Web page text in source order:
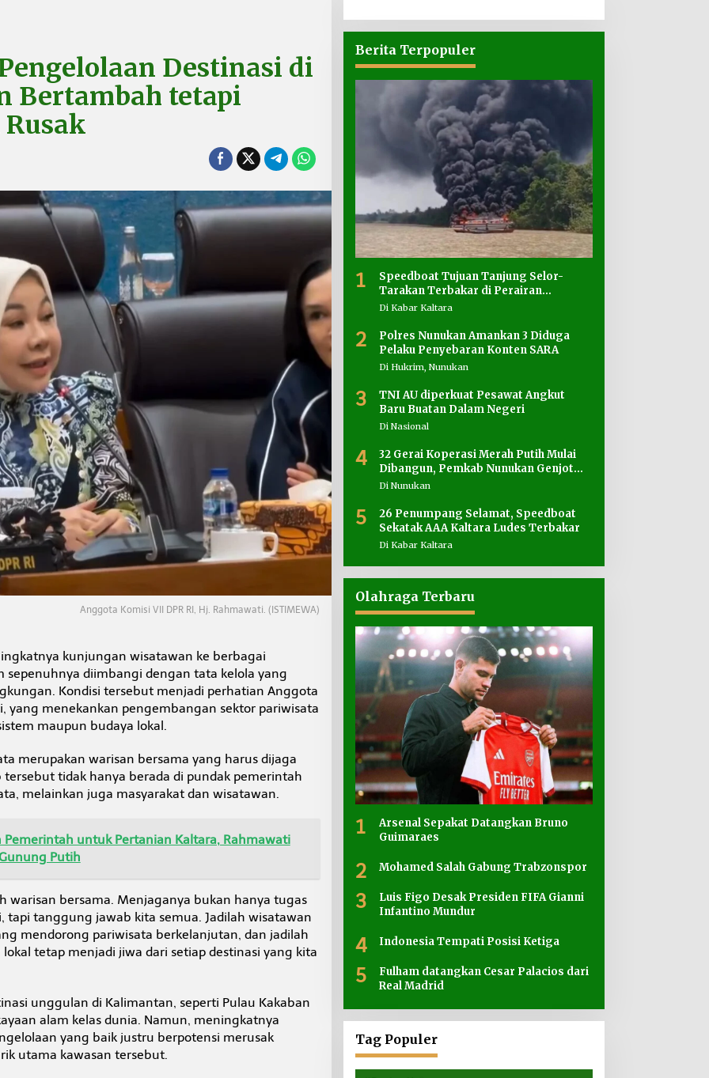
Destinasi di
Bertambah tetapi
Anggota Komisi VII DPR RI, Hj. Rahmawati. (ISTIMEWA)
kunjungan wisatawan ke berbagai
diimbangi dengan tata kelola yang
Kondisi tersebut menjadi perhatian Anggota
yang menekankan pengembangan sektor pariwisata
maupun budaya lokal.
merupakan warisan bersama yang harus dijaga
tersebut tidak hanya berada di pundak pemerintah
melainkan juga masyarakat dan wisatawan.
Pemerintah untuk Pertanian Kaltara, Rahmawati
Putih
warisan bersama. Menjaganya bukan hanya tugas
tapi tanggung jawab kita semua. Jadilah wisatawan
mendorong pariwisata berkelanjutan, dan jadilah
tetap menjadi jiwa dari setiap destinasi yang kita
unggulan di Kalimantan, seperti Pulau Kakaban
alam kelas dunia. Namun, meningkatnya
yang baik justru berpotensi merusak
utama kawasan tersebut.
Berita Terpopuler
1
Speedboat Tujuan Tanjung Selor-
Tarakan Terbakar di Perairan
Salimbatu
Di Kabar Kaltara
2
Polres Nunukan Amankan 3 Diduga
Pelaku Penyebaran Konten SARA
Di Hukrim, Nunukan
3
TNI AU diperkuat Pesawat Angkut
Baru Buatan Dalam Negeri
Di Nasional
4
32 Gerai Koperasi Merah Putih Mulai
Dibangun, Pemkab Nunukan Genjot
Penyediaan Lahan
Di Nunukan
5
26 Penumpang Selamat, Speedboat
Sekatak AAA Kaltara Ludes Terbakar
Di Kabar Kaltara
Olahraga Terbaru
1
Arsenal Sepakat Datangkan Bruno
Guimaraes
2 Mohamed Salah Gabung Trabzonspor
3
Luis Figo Desak Presiden FIFA Gianni
Infantino Mundur
4 Indonesia Tempati Posisi Ketiga
5
Fulham datangkan Cesar Palacios dari
Real Madrid
Tag Populer